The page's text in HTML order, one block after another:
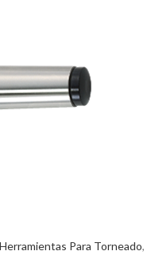
Para Torneado,